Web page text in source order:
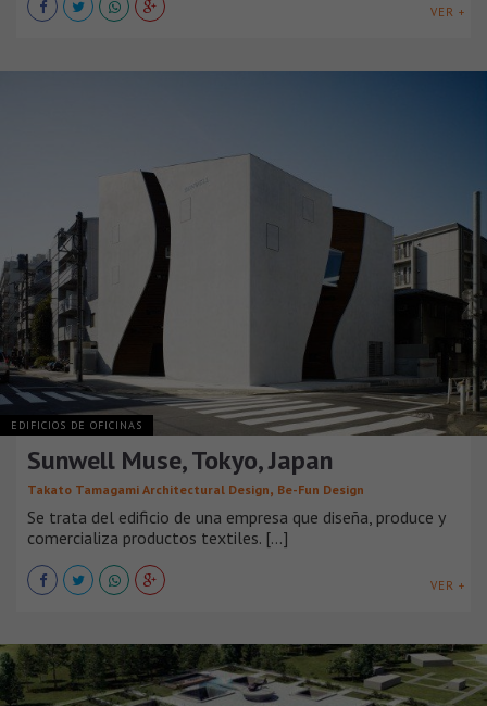
VER +
EDIFICIOS DE OFICINAS
Sunwell Muse, Tokyo, Japan
Takato Tamagami Architectural Design, Be-Fun Design
Se trata del edificio de una empresa que diseña, produce y
comercializa productos textiles. [...]
VER +